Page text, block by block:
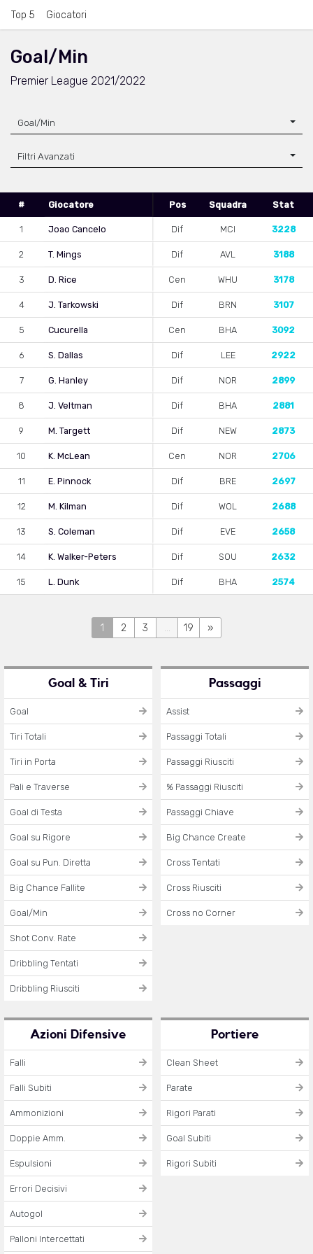
Top 5 Giocatori
Goal/Min
Premier League 2021/2022
Goal/Min
Filtri Avanzati
# Giocatore Pos Squadra Stat
1 Joao Cancelo Dif MCI 3228
2 T. Mings Dif AVL 3188
3 D. Rice Cen WHU 3178
4 J. Tarkowski Dif BRN 3107
5 Cucurella Cen BHA 3092
6 S. Dallas Dif LEE 2922
7 G. Hanley Dif NOR 2899
8 J. Veltman Dif BHA 2881
9 M. Targett Dif NEW 2873
10 K. McLean Cen NOR 2706
11 E. Pinnock Dif BRE 2697
12 M. Kilman Dif WOL 2688
13 S. Coleman Dif EVE 2658
14 K. Walker-Peters Dif SOU 2632
15 L. Dunk Dif BHA 2574
1 2 3 ... 19 »
Goal & Tiri
Goal
Tiri Totali
Tiri in Porta
Pali e Traverse
Goal di Testa
Goal su Rigore
Goal su Pun. Diretta
Big Chance Fallite
Goal/Min
Shot Conv. Rate
Dribbling Tentati
Dribbling Riusciti
Passaggi
Assist
Passaggi Totali
Passaggi Riusciti
% Passaggi Riusciti
Passaggi Chiave
Big Chance Create
Cross Tentati
Cross Riusciti
Cross no Corner
Azioni Difensive
Falli
Falli Subiti
Ammonizioni
Doppie Amm.
Espulsioni
Errori Decisivi
Autogol
Palloni Intercettati
Portiere
Clean Sheet
Parate
Rigori Parati
Goal Subiti
Rigori Subiti